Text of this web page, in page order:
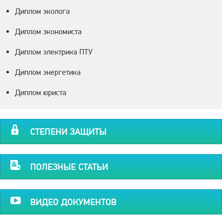
Диплом эколога
Диплом экономиста
Диплом электрика ПТУ
Диплом энергетика
Диплом юриста
СТЕПЕНИ ЗАЩИТЫ
ПОЛЕЗНЫЕ СТАТЬИ
ВИДЕО ДОКУМЕНТОВ